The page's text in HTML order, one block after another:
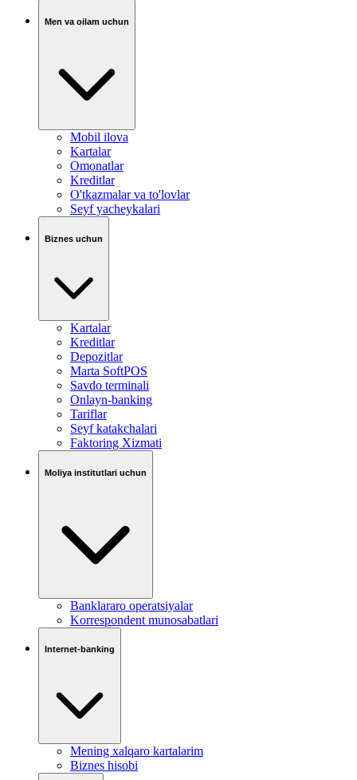
Men va oilam uchun
Mobil ilova
Kartalar
Omonatlar
Kreditlar
O'tkazmalar va to'lovlar
Seyf yacheykalari
Biznes uchun
Kartalar
Kreditlar
Depozitlar
Marta SoftPOS
Savdo terminali
Onlayn-banking
Tariflar
Seyf katakchalari
Faktoring Xizmati
Moliya institutlari uchun
Banklararo operatsiyalar
Korrespondent munosabatlari
Internet-banking
Mening xalqaro kartalarim
Biznes hisobi